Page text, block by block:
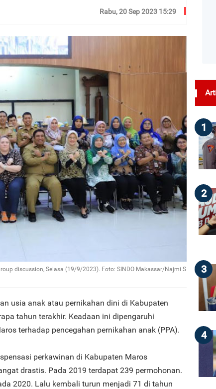
Rabu, 20 Sep 2023 15:29
discussion, Selasa (19/9/2023). Foto: SINDO Makassar/Najmi S
usia anak atau pernikahan dini di Kabupaten
tahun terakhir. Keadaan ini dipengaruhi
terhadap pencegahan pernikahan anak (PPA).
perkawinan di Kabupaten Maros
drastis. Pada 2019 terdapat 239 permohonan.
2020. Lalu kembali turun menjadi 71 di tahun
1
2
3
4